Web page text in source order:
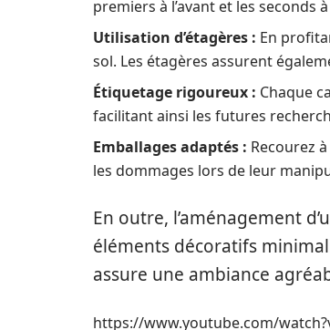
premiers à l’avant et les seconds à
Utilisation d’étagères : En
sol. Les étagères assurent
Étiquetage rigoureux : Chaque
facilitant ainsi les futures
Emballages adaptés : Recourez
les dommages lors de leur
En outre, l’aménagement
éléments décoratifs
assure une ambiance
https://www.youtube.com/